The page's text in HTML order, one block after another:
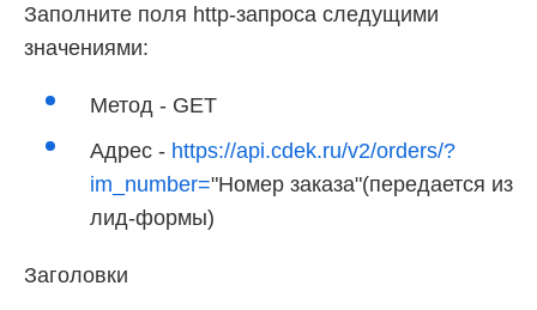
Заполните поля http-запроса следущими
значениями:
Метод - GET
Адрес - https://api.cdek.ru/v2/orders/?
im_number="Номер заказа"(передается из
лид-формы)
Заголовки